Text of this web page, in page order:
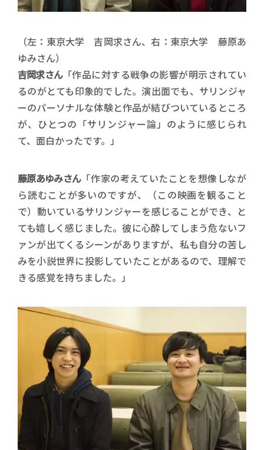
（左：東京大学 吉岡求さん、右：東京大学 藤原あ
ゆみさん）
吉岡求さん「作品に対する戦争の影響が明示されてい
るのがとても印象的でした。演出面でも、サリンジャ
ーのパーソナルな体験と作品が結びついているところ
が、ひとつの「サリンジャー論」のように感じられ
て、面白かったです。」
藤原あゆみさん「作家の考えていたことを想像しなが
ら読むことが多いのですが、（この映画を観ること
で）動いているサリンジャーを感じることができ、と
ても嬉しく感じました。彼に心酔してしまう危ないフ
ァンが出てくるシーンがありますが、私も自分の苦し
みを小説世界に投影していたことがあるので、理解で
きる感覚を持ちました。」